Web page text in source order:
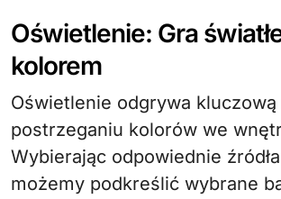
Oświetlenie: Gra
kolorem
Oświetlenie odgrywa
postrzeganiu kolorów we
Wybierając odpowiednie źródła
możemy podkreślić wybrane